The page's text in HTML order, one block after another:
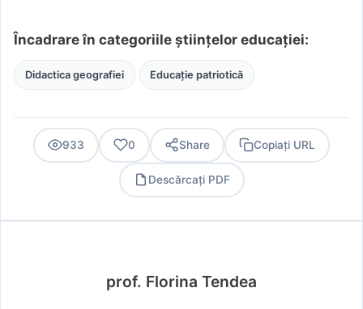
Încadrare în categoriile științelor educației:
Didactica geografiei Educație patriotică
933 0 Share Copiați URL
Descărcați PDF
prof. Florina Tendea